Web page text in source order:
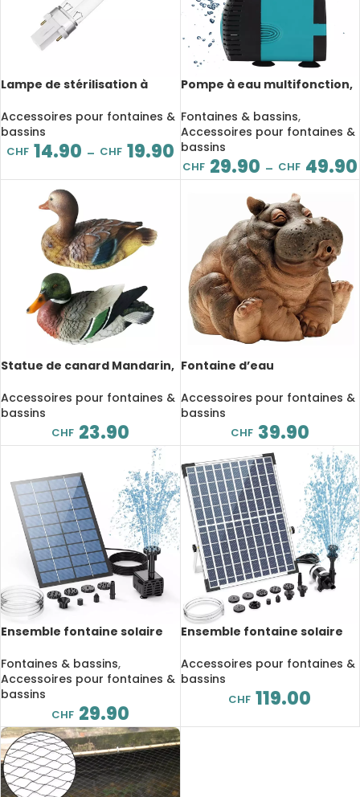
Lampe de stérilisation à
tubulaire G23/2G7 en forme
de H, 5 à 13W
Accessoires pour fontaines &
bassins
CHF 14.90 – CHF 19.90
Pompe à eau multifonction,
3/6/10/15/25W
Fontaines & bassins,
Accessoires pour fontaines &
bassins
CHF 29.90 – CHF 49.90
Statue de canard Mandarin,
artificiels, 22 cm
Accessoires pour fontaines &
bassins
CHF 23.90
Fontaine d’eau
cm
Accessoires pour fontaines &
bassins
CHF 39.90
Ensemble fontaine solaire
énergie solaire pour étang
Fontaines & bassins,
Accessoires pour fontaines &
bassins
CHF 29.90
Ensemble fontaine solaire
couche, pour étang et
piscine
Accessoires pour fontaines &
bassins
CHF 119.00